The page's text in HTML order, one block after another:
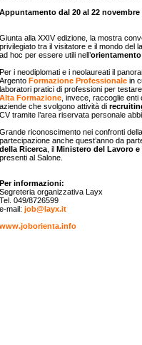
Appuntamento dal 20 al 22 novembre
Giunta alla XXIV edizione, la mostra
privilegiato tra il visitatore e il mondo del
ad hoc per essere utili nell’orientamento
Per i neodiplomati e i neolaureati il
Argento Formazione Professionale in
laboratori pratici di professioni per
Alta Formazione , invece, raccoglie
aziende che svolgono attività di
CV tramite l’area riservata personale
Grande riconoscimento nei confronti
partecipazione anche quest’anno da
della Ricerca , il Ministero del Lavoro
presenti al Salone.
Per informazioni:
Segreteria organizzativa Layx
Tel. 049/8726599
e-mail: job@layx.it
www.joborienta.info